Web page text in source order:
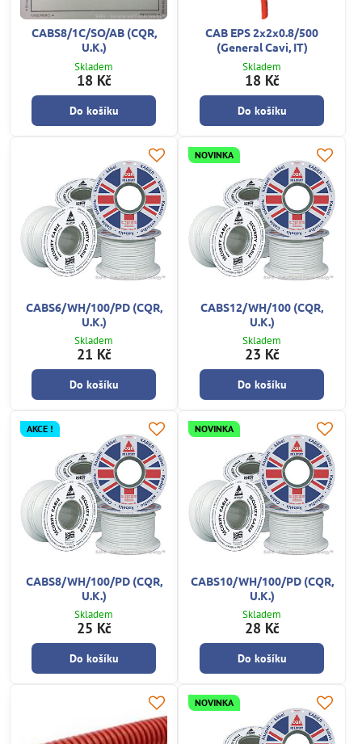
CABS8/1C/SO/AB (CQR,
U.K.)
Skladem
18 Kč
Do košíku
CAB EPS 2x2x0.8/500
(General Cavi, IT)
Skladem
18 Kč
Do košíku
CABS6/WH/100/PD (CQR,
U.K.)
Skladem
21 Kč
Do košíku
NOVINKA
CABS12/WH/100 (CQR,
U.K.)
Skladem
23 Kč
Do košíku
AKCE !
CABS8/WH/100/PD (CQR,
U.K.)
Skladem
25 Kč
Do košíku
NOVINKA
CABS10/WH/100/PD (CQR,
U.K.)
Skladem
28 Kč
Do košíku
NOVINKA